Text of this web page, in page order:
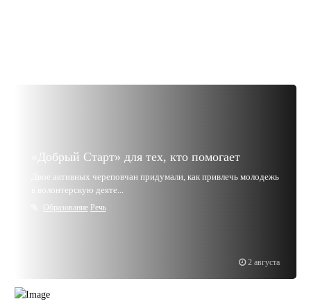
2 августа
«Добрый Старт» для тех, кто помогает
Двое активных череповчан придумали, как привлечь молодежь
в волонтерскую деяте...
Образование Речь